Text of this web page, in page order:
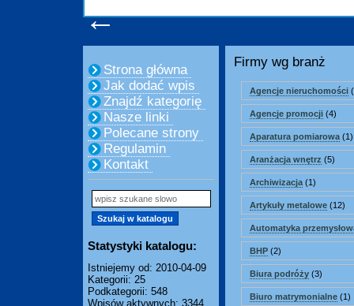
←
Strona główna
Jak dodać wpis
Znajdź kategorię
Nasze linki
Polecane strony
Regulamin
Kontakt
Statystyki katalogu:
Istniejemy od: 2010-04-09
Kategorii: 25
Podkategorii: 548
Wpisów aktywnych: 3344
Firmy wg branż
Agencje nieruchomości
Agencje promocji (4)
Aparatura pomiarowa (1)
Aranżacja wnętrz (5)
Archiwizacja (1)
Artykuły metalowe (12)
Automatyka
BHP (2)
Biura podróży (3)
Biuro matrymonialne (1)